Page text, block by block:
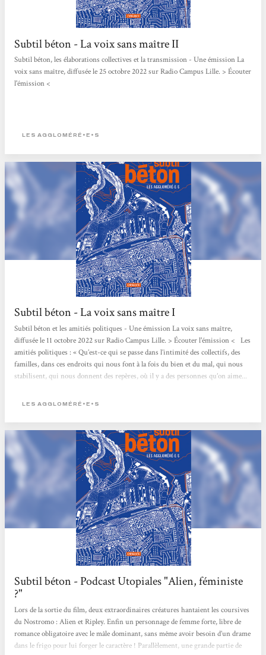
Subtil béton - La voix sans maître II
Subtil béton, les élaborations collectives et la transmission - Une émission La
voix sans maître, diffusée le 25 octobre 2022 sur Radio Campus Lille. > Écouter
l'émission <
LES AGGLOMÉRÉ•E•S
Subtil béton - La voix sans maître I
Subtil béton et les amitiés politiques - Une émission La voix sans maître,
diffusée le 11 octobre 2022 sur Radio Campus Lille. > Écouter l'émission < Les
amitiés politiques : « Qu’est-ce qui se passe dans l’intimité des collectifs, des
familles, dans ces endroits qui nous font à la fois du bien et du mal, qui nous
stabilisent, qui nous donnent des repères, où il y a des personnes qu’on aime...
qu’on ne devrait pas subir, qui nous laisse sous emprise. Cette tension d’être...
LES AGGLOMÉRÉ•E•S
Subtil béton - Podcast Utopiales "Alien, féministe
?"
Lors de la sortie du film, deux extraordinaires créatures hantaient les coursives
du Nostromo : Alien et Ripley. Enfin un personnage de femme forte, libre de
romance obligatoire avec le mâle dominant, sans même avoir besoin d’un drame
dans le frigo pour lui forger le caractère ! Parallèlement, une grande partie de